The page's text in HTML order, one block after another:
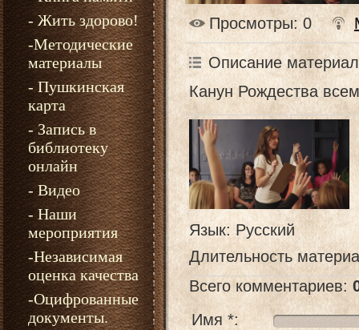
- Жить здорово!
-Методические
материалы
- Пушкинская
карта
- Запись в
библиотеку
онлайн
- Видео
- Наши
мероприятия
-Независимая
оценка качества
-Оцифрованные
документы.
Просмотры: 0
Описание
Канун Рождества
Язык: Русский
Длительность
Всего комментариев:
Имя *: